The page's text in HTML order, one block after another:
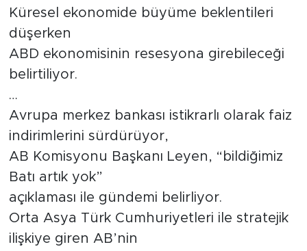
Küresel ekonomide büyüme beklentileri
düşerken
ABD ekonomisinin resesyona girebileceği
belirtiliyor.
…
Avrupa merkez bankası istikrarlı olarak faiz
indirimlerini sürdürüyor,
AB Komisyonu Başkanı Leyen, “bildiğimiz
Batı artık yok”
açıklaması ile gündemi belirliyor.
Orta Asya Türk Cumhuriyetleri ile stratejik
ilişkiye giren AB’nin